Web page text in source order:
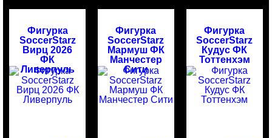
Фигурка
SoccerStarz
Вирц 2026
ФК
Ливерпуль
Фигурка
SoccerStarz
Мармуш ФК
Манчестер
Сити
Фигурка
SoccerStarz
Кудус ФК
Тоттенхэм